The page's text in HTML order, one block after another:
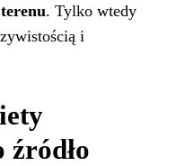
. Tylko wtedy
i
źródło